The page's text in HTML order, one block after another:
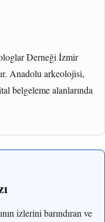
Derneği İzmir
Anadolu arkeolojisi,
belgeleme alanlarında
izlerini barındıran ve